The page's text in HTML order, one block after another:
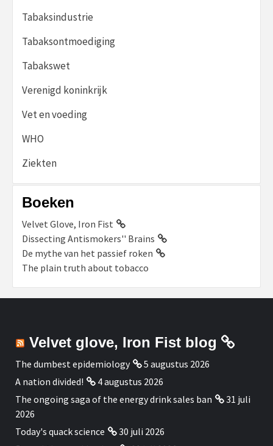
Tabaksindustrie
Tabaksontmoediging
Tabakswet
Verenigd koninkrijk
Vet en voeding
WHO
Ziekten
Boeken
Velvet Glove, Iron Fist
Dissecting Antismokers'' Brains
De mythe van het passief roken
The plain truth about tobacco
Velvet glove, Iron Fist blog
The dumbest epidemiology
5 augustus 2026
A nation divided!
4 augustus 2026
The ongoing saga of the energy drink sales ban
31 juli
2026
Today's quack science
30 juli 2026